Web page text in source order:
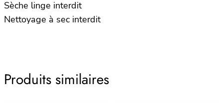
Sèche linge interdit
Nettoyage à sec interdit
Produits similaires